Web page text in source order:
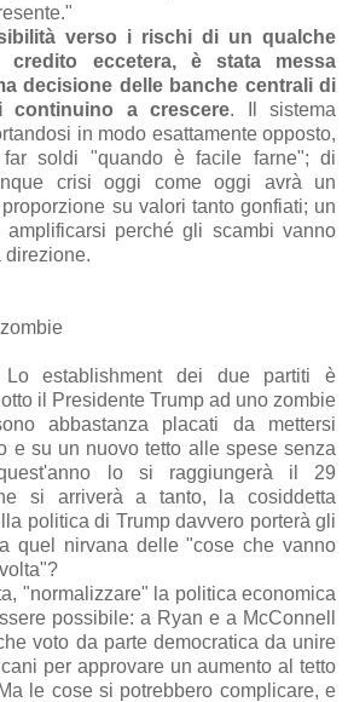
verso i rischi di un qualche
credito eccetera, è stata messa
decisione delle banche centrali di
a crescere. Il sistema
in modo esattamente opposto,
soldi "quando è facile farne"; di
crisi oggi come oggi avrà un
su valori tanto gonfiati; un
amplificarsi perché gli scambi vanno
direzione.
establishment dei due partiti è
il Presidente Trump ad uno zombie
abbastanza placati da mettersi
e su un nuovo tetto alle spese senza
lo si raggiungerà il 29
si arriverà a tanto, la cosiddetta
politica di Trump davvero porterà gli
quel nirvana delle "cose che vanno
"normalizzare" la politica economica
possibile: a Ryan e a McConnell
voto da parte democratica da unire
per approvare un aumento al tetto
le cose si potrebbero complicare, e